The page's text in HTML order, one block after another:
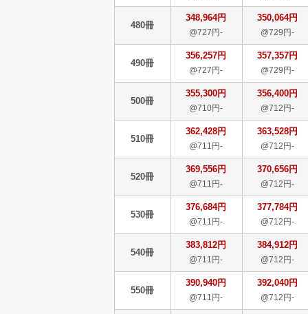
480冊
348,964円
@727円-
350,064円
@729円-
490冊
356,257円
@727円-
357,357円
@729円-
500冊
355,300円
@710円-
356,400円
@712円-
510冊
362,428円
@711円-
363,528円
@712円-
520冊
369,556円
@711円-
370,656円
@712円-
530冊
376,684円
@711円-
377,784円
@712円-
540冊
383,812円
@711円-
384,912円
@712円-
550冊
390,940円
@711円-
392,040円
@712円-